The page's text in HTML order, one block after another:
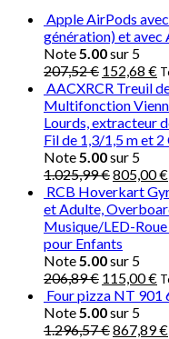
Apple AirPods
génération) et avec
Note5.00sur 5
207,52€ 152,68 €
AACXRCR Treuil
Multifonction
Lourds, extracteur
Fil de 1,3/1,5 m et
Note5.00sur 5
1.025,99€805,00€
RCB Hoverkart
et Adulte,
Musique/LED-
pour Enfants
Note5.00sur 5
206,89€ 115,00€
Four pizza NT 901
Note5.00sur 5
1.296,57€867,89€